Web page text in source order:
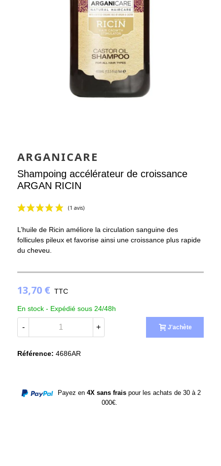
ARGANICARE
Shampoing accélérateur de croissance
ARGAN RICIN
L’huile de Ricin améliore la circulation sanguine des
follicules pileux et favorise ainsi une croissance plus rapide
du cheveu.
13,70 € TTC
En stock - Expédié sous 24/48h
- + J'achète
Référence: 4686AR
Payez en 4X sans fraispour les achats de 30 à 2
000€.